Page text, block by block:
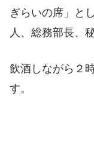
ぎらいの席」と
人、総務部長、
飲酒しながら２
す。